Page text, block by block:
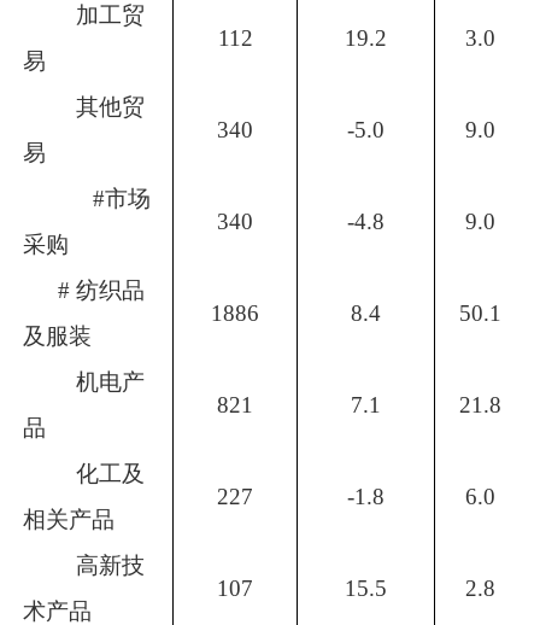
加工贸
易
112 19.2 3.0
其他贸
易
340 -5.0 9.0
#市场
采购
340 -4.8 9.0
# 纺织品
及服装
1886 8.4 50.1
机电产
品
821 7.1 21.8
化工及
相关产品
227 -1.8 6.0
高新技
术产品
107 15.5 2.8